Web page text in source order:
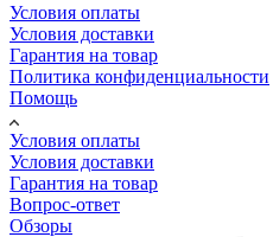
Условия оплаты
Условия доставки
Гарантия на товар
Политика конфиденциальности
Помощь
Условия оплаты
Условия доставки
Гарантия на товар
Вопрос-ответ
Обзоры